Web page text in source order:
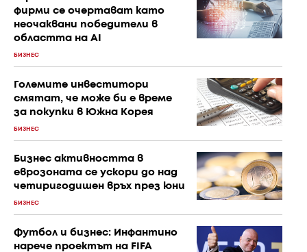
фирми се очертават като
неочаквани победители в
областта на AI
БИЗНЕС
Големите инвеститори
смятат, че може би е време
за покупки в Южна Корея
БИЗНЕС
Бизнес активността в
еврозоната се ускори до над
четиригодишен връх през юни
БИЗНЕС
Футбол и бизнес: Инфантино
нарече проектът на FIFA